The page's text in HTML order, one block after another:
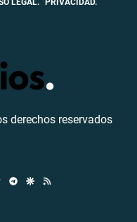
derechos reservados
TikTokTelegramGoogle Discover